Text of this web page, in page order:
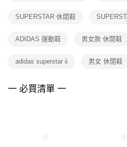
１．透過由恩沛科技股份有限公司提供之「
權轉讓予恩沛科技股份有限公司。
３．未成年的使用者請事先徵得法定代理人
４．使用「AFTEE先享後付」時，將依據個
SUPERSTAR 休閒鞋
ADIDAS 運動鞋 男女款 休閒鞋
adidas superstar ii 男女 休閒鞋
一 必買清單 一